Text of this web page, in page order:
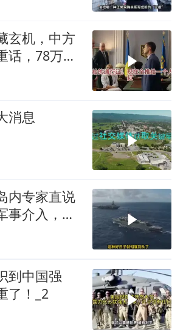
玄机，中方
话，78万件
消息
内专家直说
事介入，战
到中国强
了！_2